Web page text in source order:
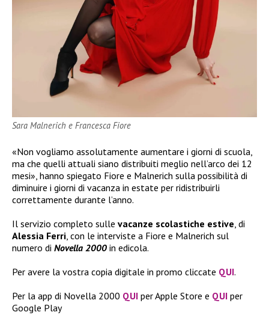
Sara Malnerich e Francesca Fiore
«Non vogliamo assolutamente aumentare i giorni di scuola,
ma che quelli attuali siano distribuiti meglio nell’arco dei 12
mesi», hanno spiegato Fiore e Malnerich sulla possibilità di
diminuire i giorni di vacanza in estate per ridistribuirli
correttamente durante l’anno.
Il servizio completo sulle vacanze scolastiche estive, di
Alessia Ferri, con le interviste a Fiore e Malnerich sul
numero di Novella 2000 in edicola.
Per avere la vostra copia digitale in promo cliccate QUI.
Per la app di Novella 2000 QUI per Apple Store e QUI per
Google Play